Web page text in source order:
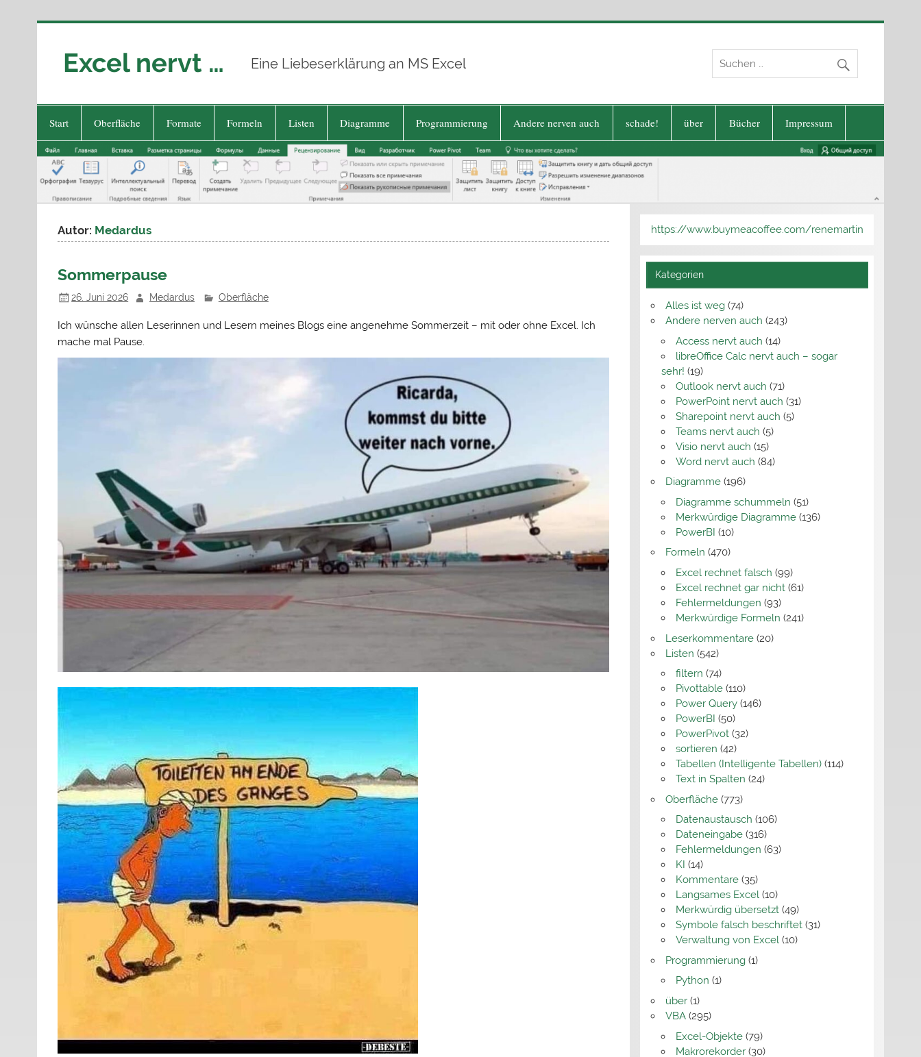
Excel nervt … Eine Liebeserklärung an MS Excel
Start Oberfläche Formate Formeln Listen Diagramme Programmierung Andere nerven auch schade! über Bücher Impressum
Autor: Medardus
Sommerpause
26. Juni 2026 Medardus Oberfläche
Ich wünsche allen Leserinnen und Lesern meines Blogs eine angenehme Sommerzeit – mit oder ohne Excel. Ich
mache mal Pause.
https://www.buymeacoffee.com/renemartin
Kategorien
Alles ist weg(74)
Andere nerven auch (243)
Access nervt auch (14)
libreOffice Calc nervt auch – sogar
sehr! (19)
Outlook nervt auch (71)
PowerPoint nervt auch (31)
Sharepoint nervt auch (5)
Teams nervt auch (5)
Visio nervt auch (15)
Word nervt auch (84)
Diagramme(196)
Diagramme schummeln (51)
Merkwürdige Diagramme (136)
PowerBI (10)
Formeln (470)
Excel rechnet falsch (99)
Excel rechnet gar nicht (61)
Fehlermeldungen (93)
Merkwürdige Formeln (241)
Leserkommentare(20)
Listen (542)
filtern (74)
Pivottable (110)
Power Query (146)
PowerBI (50)
PowerPivot (32)
sortieren (42)
Tabellen (Intelligente Tabellen) (114)
Text in Spalten (24)
Oberfläche(773)
Datenaustausch (106)
Dateneingabe (316)
Fehlermeldungen (63)
KI (14)
Kommentare (35)
Langsames Excel (10)
Merkwürdig übersetzt (49)
Symbole falsch beschriftet (31)
Verwaltung von Excel (10)
Programmierung(1)
Python (1)
über(1)
VBA(295)
Excel-Objekte (79)
Makrorekorder (30)